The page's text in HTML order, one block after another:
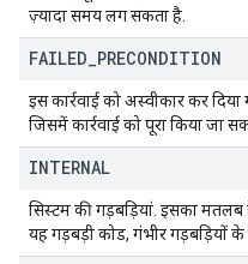
ज़्यादा समय लग सकता है.
FAILED PRECONDITION
इस कार्रवाई को अस्वीकार कर
जिसमें कार्रवाई को पूरा किया जा
INTERNAL
सिस्टम की गड़बड़ियां. इसका
यह गड़बड़ी कोड, गंभीर गड़बड़ियों के